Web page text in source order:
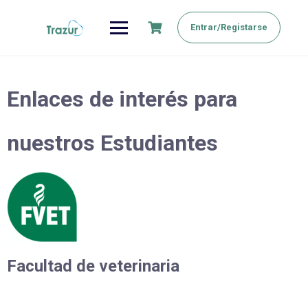
Entrar/Registarse
Enlaces de interés para
nuestros Estudiantes
Facultad de veterinaria